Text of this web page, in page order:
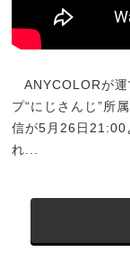
ANYCOLORが運
プ“にじさんじ”所
信が5月26日21:00
れ...